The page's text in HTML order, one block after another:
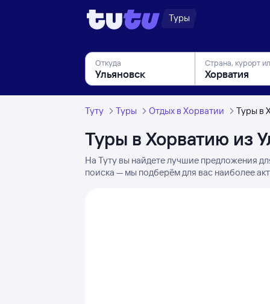
Туры
Откуда Страна, курорт
Туту Туры Отдых в Хорватии Туры в
Туры в Хорватию из
На Туту вы найдете лучшие предложения
поиска — мы подберём для вас наиболее